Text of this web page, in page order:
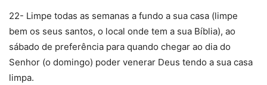
22- Limpe todas as semanas a fundo a sua casa (limpe
bem os seus santos, o local onde tem a sua Bíblia), ao
sábado de preferência para quando chegar ao dia do
Senhor (o domingo) poder venerar Deus tendo a sua casa
limpa.